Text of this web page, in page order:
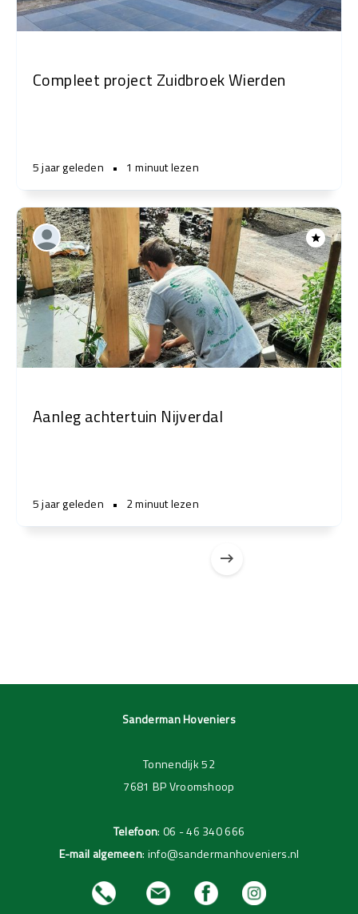
Compleet project Zuidbroek Wierden
5 jaar geleden • 1 minuut lezen
Aanleg achtertuin Nijverdal
5 jaar geleden • 2 minuut lezen
Sanderman Hoveniers
Tonnendijk 52
7681 BP Vroomshoop
Telefoon: 06 - 46 340 666
E-mail algemeen: info@sandermanhoveniers.nl